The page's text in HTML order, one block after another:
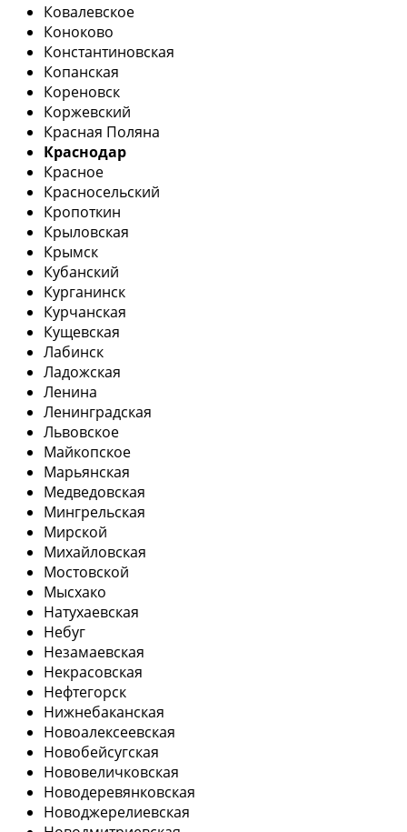
Ковалевское
Коноково
Константиновская
Копанская
Кореновск
Коржевский
Красная Поляна
Краснодар
Красное
Красносельский
Кропоткин
Крыловская
Крымск
Кубанский
Курганинск
Курчанская
Кущевская
Лабинск
Ладожская
Ленина
Ленинградская
Львовское
Майкопское
Марьянская
Медведовская
Мингрельская
Мирской
Михайловская
Мостовской
Мысхако
Натухаевская
Небуг
Незамаевская
Некрасовская
Нефтегорск
Нижнебаканская
Новоалексеевская
Новобейсугская
Нововеличковская
Новодеревянковская
Новоджерелиевская